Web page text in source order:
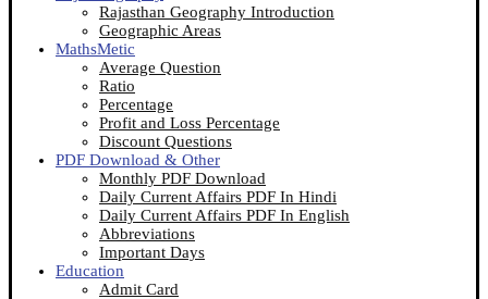
Rajasthan Geography Introduction
Geographic Areas
MathsMetic
Average Question
Ratio
Percentage
Profit and Loss Percentage
Discount Questions
PDF Download & Other
Monthly PDF Download
Daily Current Affairs PDF In Hindi
Daily Current Affairs PDF In English
Abbreviations
Important Days
Education
Admit Card